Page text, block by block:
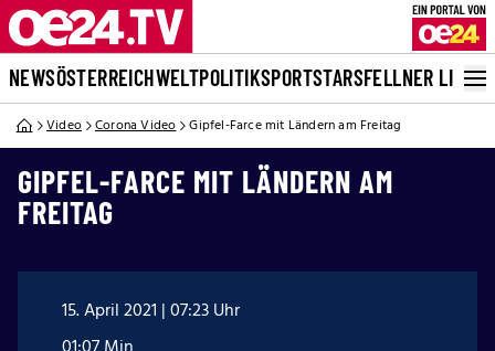
NEWSÖSTERREICHWELTPOLITIKSPORTSTARSFELLNER LIVE
Video Corona Video Gipfel-Farce mit Ländern am Freitag
GIPFEL-FARCE MIT LÄNDERN AM
FREITAG
15. April 2021 | 07:23 Uhr